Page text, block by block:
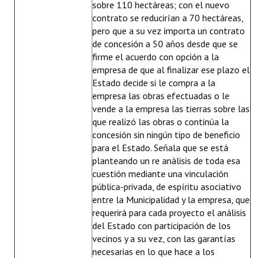
sobre 110 hectáreas; con el nuevo
contrato se reducirían a 70 hectáreas,
pero que a su vez importa un contrato
de concesión a 50 años desde que se
firme el acuerdo con opción a la
empresa de que al finalizar ese plazo el
Estado decide si le compra a la
empresa las obras efectuadas o le
vende a la empresa las tierras sobre las
que realizó las obras o continúa la
concesión sin ningún tipo de beneficio
para el Estado. Señala que se está
planteando un re análisis de toda esa
cuestión mediante una vinculación
pública-privada, de espíritu asociativo
entre la Municipalidad y la empresa, que
requerirá para cada proyecto el análisis
del Estado con participación de los
vecinos y a su vez, con las garantías
necesarias en lo que hace a los